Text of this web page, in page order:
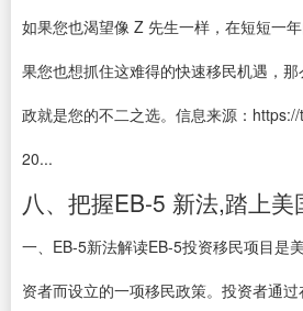
如果您也渴望像 Z 先生一样，在短短一
果您也想抓住这难得的快速移民机遇，
政就是您的不二之选。信息来源：
20...
八、把握EB-5 新法,踏上
一、EB-5新法解读EB-5投资移民项目是
资者而设立的一项移民政策。投资者通